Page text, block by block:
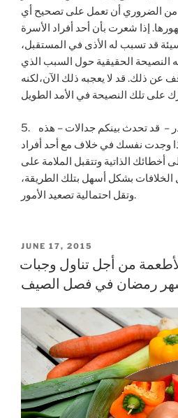
من الضروري أن تعمل على تصحيح أي
إذا شعرت بأن أحد أفراد الأسرة
قد تسبب له الأذى في المستقبل،
النصيحة الحقيقية حول السبب الذي
عن ذلك. قد لا يعجبه ذلك الآن،لكنه
5. تقبَل الملامة بسعة صدر – قد تحدث بينكم جدالات – هذه
وجدت نفسك في خلاف مع أحد أفراد
أخطائك الذاتية وتتقبل الملامة على
بشكل أسهل بتلك الطريقة،
وتقل احتمالية تصعيد الأمور.
POSTED
ON
JUNE 17, 2015
من أجل تناول وجبات
رمضان في فصل الصيف